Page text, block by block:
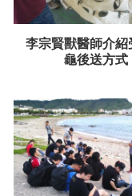
李宗賢獸醫師介紹
龜後送方式